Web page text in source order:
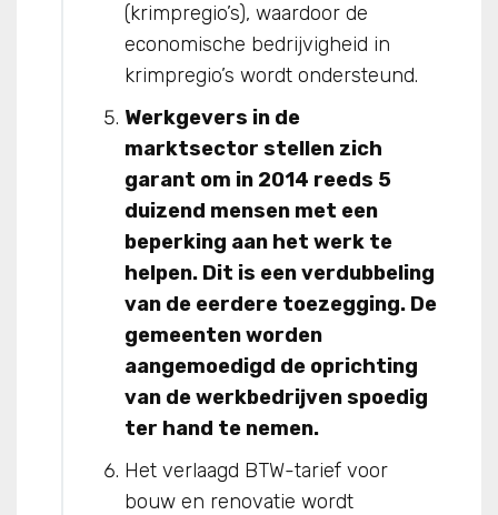
(krimpregio’s), waardoor de
economische bedrijvigheid in
krimpregio’s wordt ondersteund.
Werkgevers in de
marktsector stellen zich
garant om in 2014 reeds 5
duizend mensen met een
beperking aan het werk te
helpen. Dit is een verdubbeling
van de eerdere toezegging. De
gemeenten worden
aangemoedigd de oprichting
van de werkbedrijven spoedig
ter hand te nemen.
Het verlaagd BTW-tarief voor
bouw en renovatie wordt